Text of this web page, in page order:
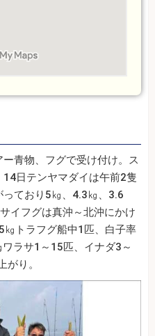
青物、フグで受け付け。ス
日テンヤマダイは午前2隻
ており5㎏、4.3㎏、3.6
イフグは真沖～北沖にかけ
トラフグ船中1匹、白子率
ラサ1～15匹、イナダ3～
り。